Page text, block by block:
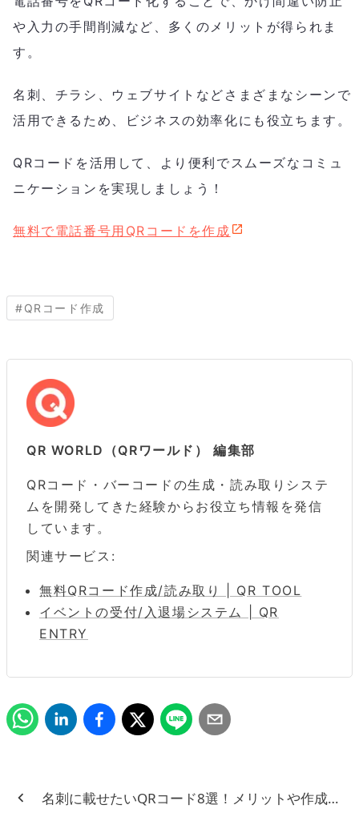
や入力の手間削減など、多くのメリットが得られま
す。
名刺、チラシ、ウェブサイトなどさまざまなシーンで
活用できるため、ビジネスの効率化にも役立ちます。
QRコードを活用して、より便利でスムーズなコミュ
ニケーションを実現しましょう！
無料で電話番号用QRコードを作成
#QRコード作成
QR WORLD（QRワールド） 編集部
QRコード・バーコードの生成・読み取りシステ
ムを開発してきた経験からお役立ち情報を発信
しています。
関連サービス:
無料QRコード作成/読み取り | QR TOOL
イベントの受付/入退場システム | QR
ENTRY
名刺に載せたいQRコード8選！メリットや作成方法